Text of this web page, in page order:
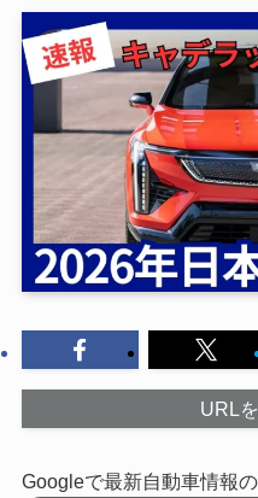
URL
Googleで最新自動車情報